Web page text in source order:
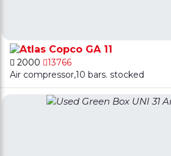
GA 11
2000
13766
Air compressor,10 bars. stocked